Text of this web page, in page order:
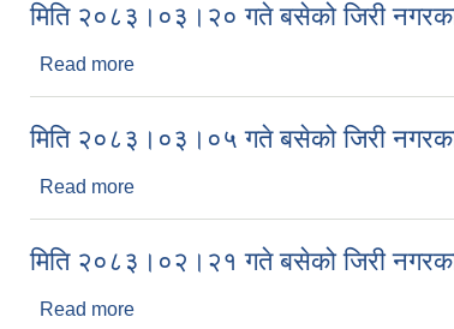
मिति २०८३।०३।२० गते बसेको जिरी
Read more
मिति २०८३।०३।०५ गते बसेको जिरी
Read more
मिति २०८३।०२।२१ गते बसेको जिरी
Read more